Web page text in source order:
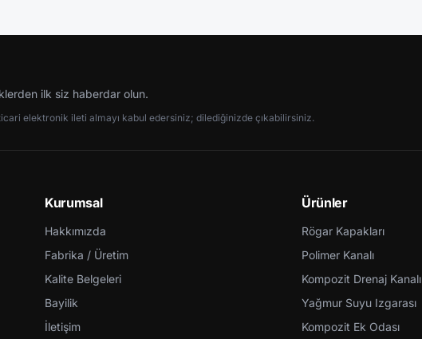
ilk siz haberdar olun.
elektronik ileti almayı kabul edersiniz; dilediğinizde çıkabilirsiniz.
Kurumsal
Hakkımızda
Fabrika / Üretim
Kalite Belgeleri
Bayilik
İletişim
Ürünler
Rögar Kapakları
Polimer Kanalı
Kompozit Drenaj Kanalı
Yağmur Suyu Izgarası
Kompozit Ek Odası